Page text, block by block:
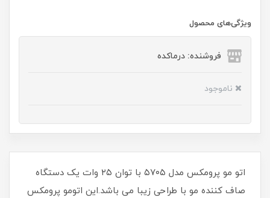
ویژگی‌های محصول
فروشنده: درماکده
ناموجود
اتو مو پرومکس مدل ۵۷۰۵ با توان ۲۵ وات یک دستگاه
صاف کننده مو با طراحی زیبا می باشد.این اتومو پرومکس